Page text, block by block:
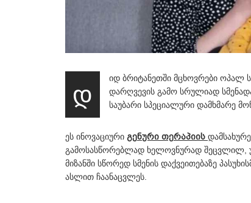
დ
იდ ბრიტანეთში მცხოვრები ოპალ
დარღვევის გამო სრულიად
საუბარი სპეციალური დამხმარე
ეს ინოვაციური გენური თერაპიის
გამოსასწორებლად ხელოვნურად შეცვლილ,
მიზანში სწორედ სმენის დაქვეითებაზე
ასლით ჩაანაცვლეს.